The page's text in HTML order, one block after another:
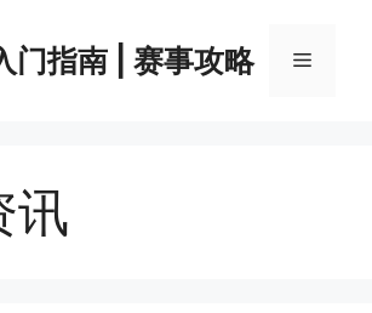
门指南 | 赛事攻略 Menu
讯